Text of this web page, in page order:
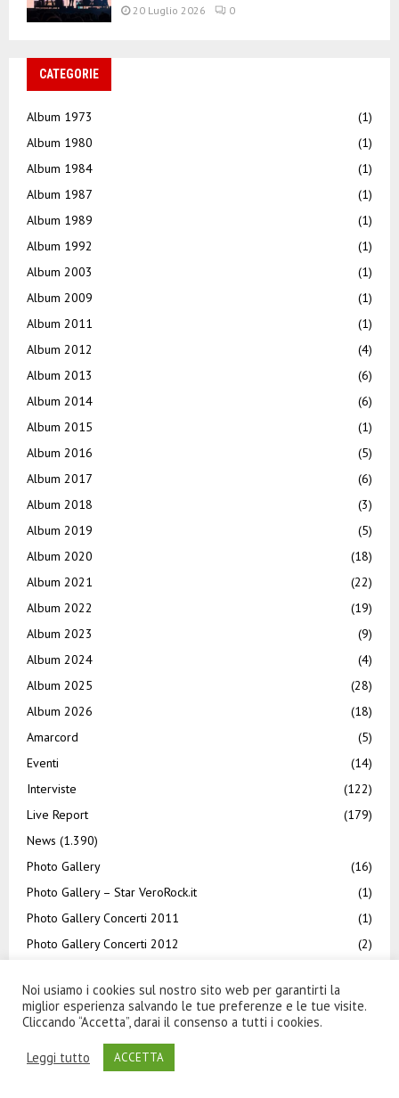
20 Luglio 2026 0
CATEGORIE
Album 1973
(1)
Album 1980
(1)
Album 1984
(1)
Album 1987
(1)
Album 1989
(1)
Album 1992
(1)
Album 2003
(1)
Album 2009
(1)
Album 2011
(1)
Album 2012
(4)
Album 2013
(6)
Album 2014
(6)
Album 2015
(1)
Album 2016
(5)
Album 2017
(6)
Album 2018
(3)
Album 2019
(5)
Album 2020
(18)
Album 2021
(22)
Album 2022
(19)
Album 2023
(9)
Album 2024
(4)
Album 2025
(28)
Album 2026
(18)
Amarcord
(5)
Eventi
(14)
Interviste
(122)
Live Report
(179)
News (1.390)
Photo Gallery
(16)
Photo Gallery – Star VeroRock.it
(1)
Photo Gallery Concerti 2011
(1)
Photo Gallery Concerti 2012
(2)
Photo Gallery Concerti 2019
Press Release
Rassegna stampa
Noi usiamo i cookies sul nostro sito web per garantirti la
miglior esperienza salvando le tue preferenze e le tue visite.
Cliccando “Accetta”, darai il consenso a tutti i cookies.
Leggi tutto ACCETTA